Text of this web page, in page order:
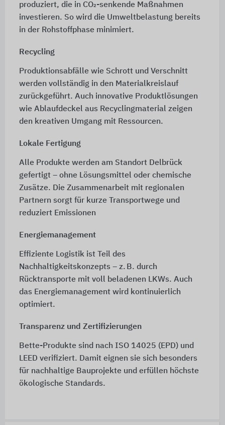
produziert, die in CO₂-senkende Maßnahmen
investieren. So wird die Umweltbelastung bereits
in der Rohstoffphase minimiert.
Recycling
Produktionsabfälle wie Schrott und Verschnitt
werden vollständig in den Materialkreislauf
zurückgeführt. Auch innovative Produktlösungen
wie Ablaufdeckel aus Recyclingmaterial zeigen
den kreativen Umgang mit Ressourcen.
Lokale Fertigung
Alle Produkte werden am Standort Delbrück
gefertigt – ohne Lösungsmittel oder chemische
Zusätze. Die Zusammenarbeit mit regionalen
Partnern sorgt für kurze Transportwege und
reduziert Emissionen
Energiemanagement
Effiziente Logistik ist Teil des
Nachhaltigkeitskonzepts – z. B. durch
Rücktransporte mit voll beladenen LKWs. Auch
das Energiemanagement wird kontinuierlich
optimiert.
Transparenz und Zertifizierungen
Bette-Produkte sind nach ISO 14025 (EPD) und
LEED verifiziert. Damit eignen sie sich besonders
für nachhaltige Bauprojekte und erfüllen höchste
ökologische Standards.